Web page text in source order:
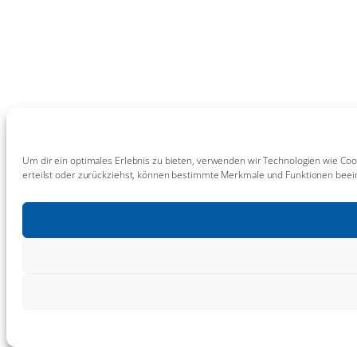
Um dir ein optimales Erlebnis zu bieten, verwenden wir Technologien wie
erteilst oder zurückziehst, können bestimmte Merkmale und Funktionen